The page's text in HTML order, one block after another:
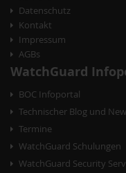
Datenschutz
Kontakt
Impressum
AGBs
WatchGuard
BOC Infoportal
Technischer Blog und
Termine
WatchGuard Schulungen
WatchGuard Security